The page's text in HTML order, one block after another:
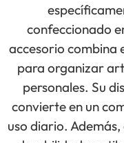
confeccionado
accesorio combina
para organizar
personales. Su
convierte en un
uso diario.